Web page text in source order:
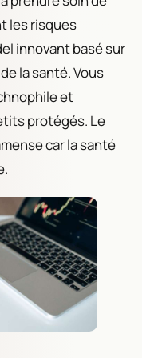
les risques
innovant basé sur
la santé. Vous
et
protégés. Le
car la santé